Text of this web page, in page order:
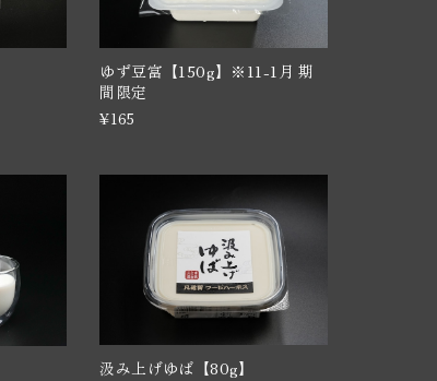
ゆず豆富【150g】※11-1月 期
間限定
¥165
汲み上げゆば【80g】